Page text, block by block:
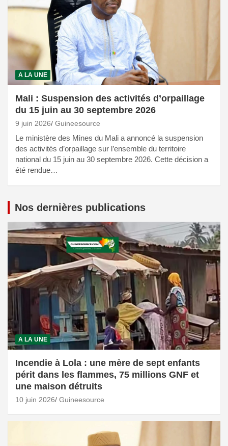
A LA UNE
Mali : Suspension des activités d’orpaillage
du 15 juin au 30 septembre 2026
9 juin 2026 Guineesource
Le ministère des Mines du Mali a annoncé la suspension
des activités d’orpaillage sur l’ensemble du territoire
national du 15 juin au 30 septembre 2026. Cette décision a
été rendue…
Nos dernières publications
A LA UNE
Incendie à Lola : une mère de sept enfants
périt dans les flammes, 75 millions GNF et
une maison détruits
10 juin 2026 Guineesource